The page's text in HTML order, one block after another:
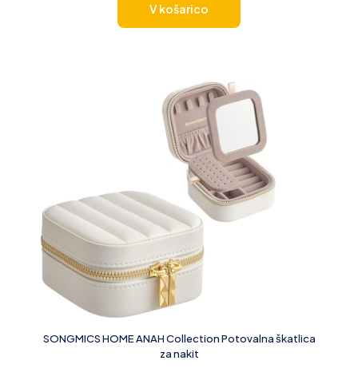
V košarico
SONGMICS HOME ANAH Collection Potovalna škatlica
za nakit